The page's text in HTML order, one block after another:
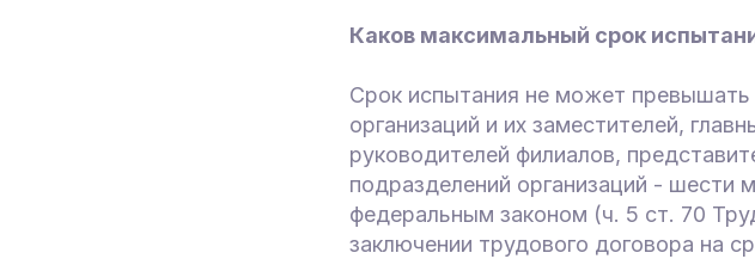
Каков максимальный срок
Срок испытания не может превышать
организаций и их заместителей,
руководителей филиалов,
подразделений организаций - шести
федеральным законом (ч. 5 ст. 70
заключении трудового договора на